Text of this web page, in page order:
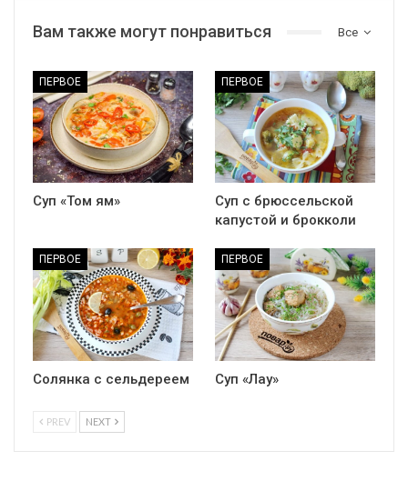
Все
Вам также могут понравиться
ПЕРВОЕ
Суп «Том ям»
ПЕРВОЕ
Суп с брюссельской
капустой и брокколи
ПЕРВОЕ
Солянка с сельдереем
ПЕРВОЕ
Суп «Лау»
PREV NEXT